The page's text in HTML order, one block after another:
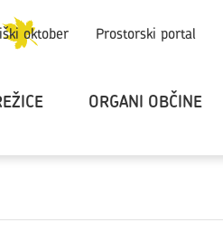
oktober Prostorski portal
ORGANI OBČINE